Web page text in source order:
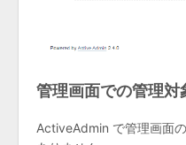
管理画面での管理対
ActiveAdmin で管理画面